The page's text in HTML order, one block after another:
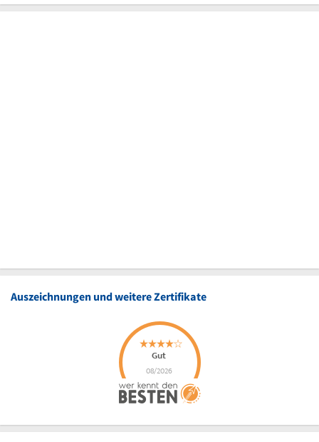
Auszeichnungen und weitere Zertifikate